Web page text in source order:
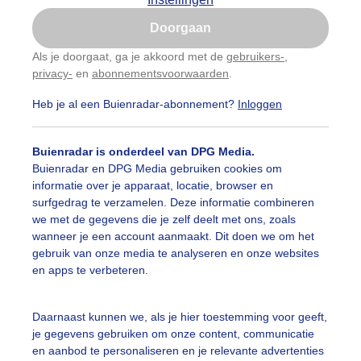
Doorgaan
Als je doorgaat, ga je akkoord met de gebruikers-
privacy- en abonnementsvoorwaarden
Heb je al een Buienradar-abonnement? Inloggen
Buienradar is onderdeel van DPG Media.
Buienradar en DPG Media gebruiken cookies om
informatie over je apparaat, locatie, browser en
surfgedrag te verzamelen. Deze informatie combineren
we met de gegevens die je zelf deelt met ons, zoals
wanneer je een account aanmaakt. Dit doen we om het
gebruik van onze media te analyseren en onze websites
en apps te verbeteren.
Daarnaast kunnen we, als je hier toestemming voor geeft,
je gegevens gebruiken om onze content, communicatie
en aanbod te personaliseren en je relevante advertenties
Nu niet, misschien later
Gebruik je Safari en wil je niet elke dag deze pop-up
Klikhierom dit aan te passen